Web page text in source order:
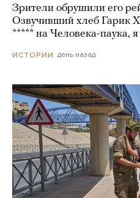
Зрители обрушили его
Озвучивший хлеб Гарик
***** на Человека-паука,
ИСТОРИИ день назад